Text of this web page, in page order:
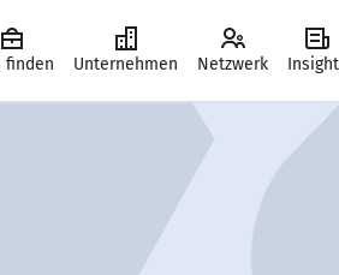
finden Unternehmen Netzwerk